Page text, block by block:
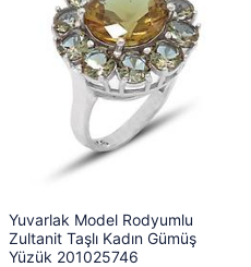
Yuvarlak Model Rodyumlu
Zultanit Taşlı Kadın Gümüş
Yüzük 201025746